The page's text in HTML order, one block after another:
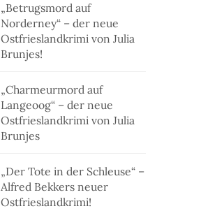
„Betrugsmord auf
Norderney“ – der neue
Ostfrieslandkrimi von Julia
Brunjes!
„Charmeurmord auf
Langeoog“ – der neue
Ostfrieslandkrimi von Julia
Brunjes
„Der Tote in der Schleuse“ –
Alfred Bekkers neuer
Ostfrieslandkrimi!